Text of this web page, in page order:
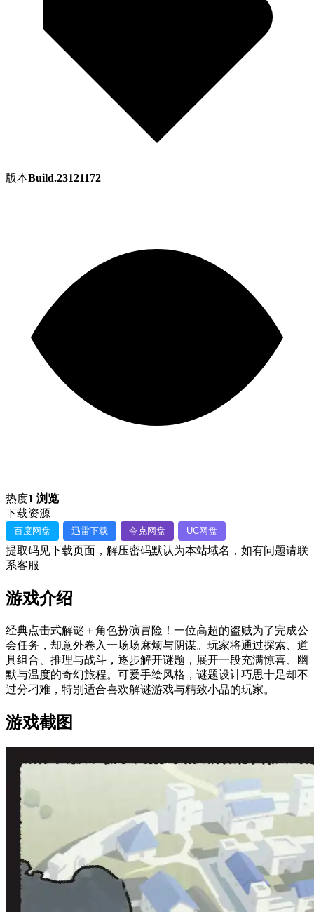
版本Build.23121172
热度1 浏览
下载资源
百度网盘 迅雷下载 夸克网盘 UC网盘
提取码见下载页面，解压密码默认为本站域名，如有问题请联
系客服
游戏介绍
经典点击式解谜＋角色扮演冒险！一位高超的盗贼为了完成公
会任务，却意外卷入一场场麻烦与阴谋。玩家将通过探索、道
具组合、推理与战斗，逐步解开谜题，展开一段充满惊喜、幽
默与温度的奇幻旅程。可爱手绘风格，谜题设计巧思十足却不
过分刁难，特别适合喜欢解谜游戏与精致小品的玩家。
游戏截图